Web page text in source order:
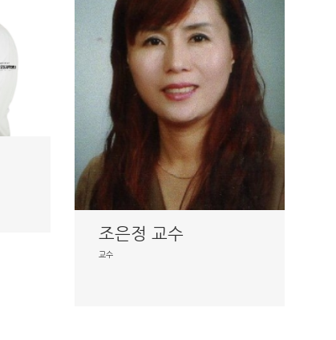
조은정 교수
교수